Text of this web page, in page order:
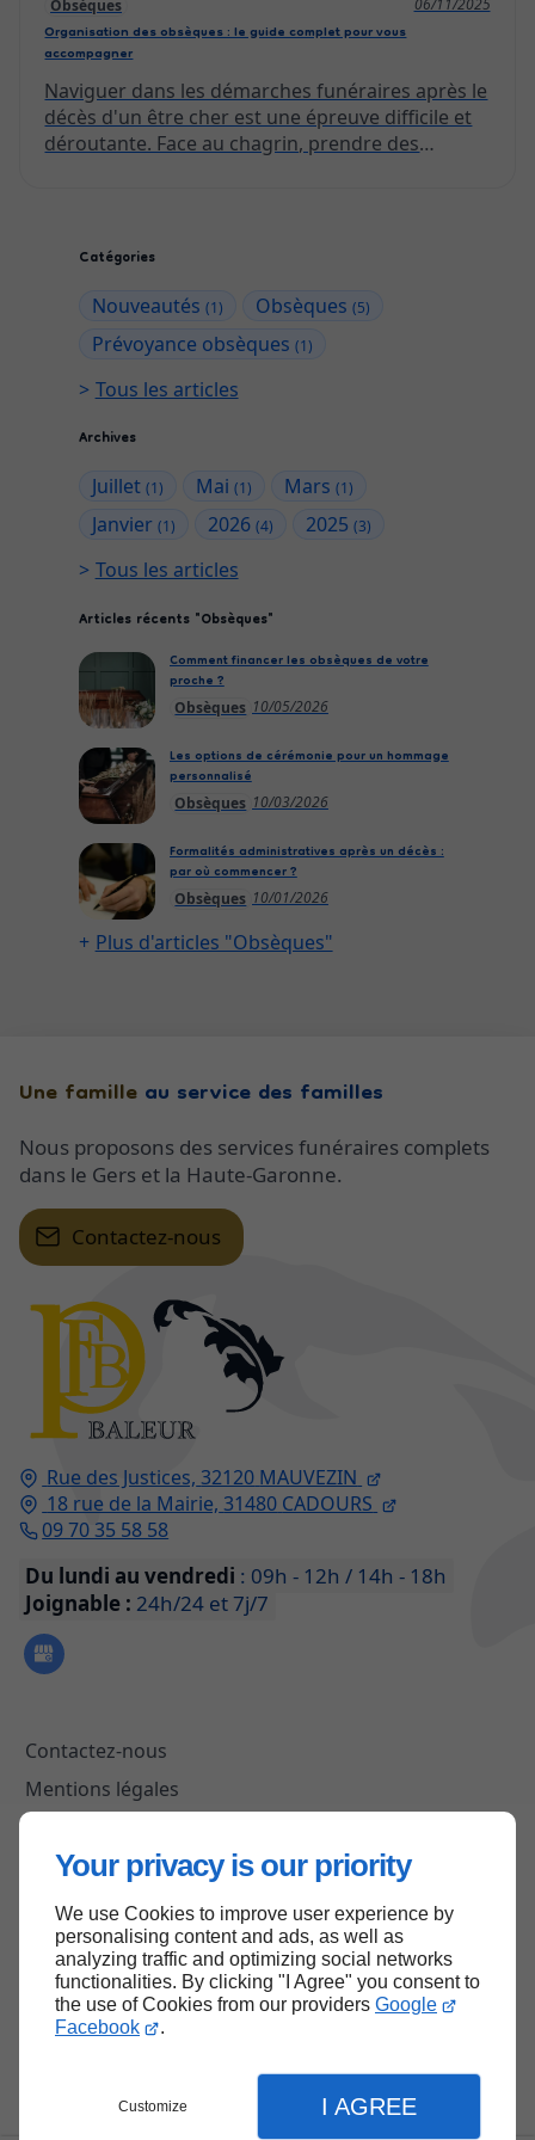
Your privacy is our priority
We use Cookies to improve user experience by
personalising content and ads, as well as
analyzing traffic and optimizing social networks
functionalities. By clicking "I Agree" you consent to
the use of Cookies from our providers Google
Facebook
.
Customize I AGREE
Catégories
Nouveautés (1) Obsèques(5)
Prévoyance obsèques (1)
Tous les articles
Archives
Juillet (1) Mai(1) Mars(1)
Janvier (1) 2026(4) 2025(3)
Tous les articles
Articles récents "Obsèques"
Obsèques 10/05/2026
Comment financer les obsèques de votre
proche ?
Obsèques 10/03/2026
Les options de cérémonie pour un hommage
personnalisé
Obsèques 10/01/2026
Formalités administratives après un décès :
par où commencer ?
Plus d'articles "Obsèques"
Obsèques 06/11/2025
Organisation des obsèques : le guide complet pour vous
accompagner
Naviguer dans les démarches funéraires après le
décès d'un être cher est une épreuve difficile et
déroutante. Face au chagrin, prendre des
période seul. Un accompagnement
une cérémonie d'hommage respectueuse et
défunt et de la famille.
Rue des Justices, 32120 MAUVEZIN
18 rue de la Mairie, 31480 CADOURS
09 70 35 58 58
Du lundi au vendredi : 09h - 12h / 14h - 18h
Joignable : 24h/24 et 7j/7
Contactez-nous
Mentions légales
Une familleau service des familles
Nous proposons des services funéraires complets
dans le Gers et la Haute-Garonne.
Contactez-nous
Haut de page